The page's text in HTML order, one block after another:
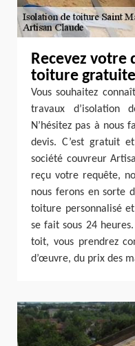
Recevez votre
toiture
Vous souhaitez
travaux
N’hésitez pas à nous
devis. C’est gratuit
société couvreur
reçu votre requête,
nous ferons en sorte
toiture personnalisé
se fait sous 24
toit, vous prendrez
d’œuvre, du prix des